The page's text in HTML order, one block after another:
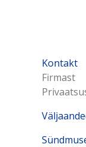
Kontakt
Firmast